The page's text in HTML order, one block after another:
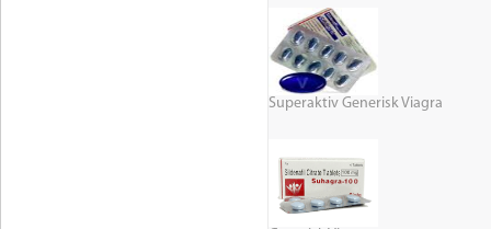
Superaktiv Generisk Viagra